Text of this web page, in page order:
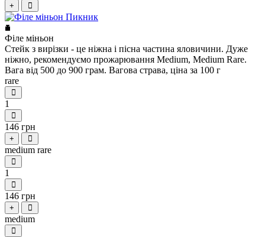
+
Філе міньон
Стейк з вирізки - це ніжна і пісна частина яловичини. Дуже
ніжно, рекомендуємо прожарювання Medium, Medium Rare.
Вага від 500 до 900 грам. Вагова страва, ціна за 100 г
rare
1
146 грн
+
medium rare
1
146 грн
+
medium